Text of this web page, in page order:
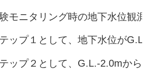
モニタリング時の地下水位観
ップ１として、地下水位が
ップ２として、G.L.-2.0mから